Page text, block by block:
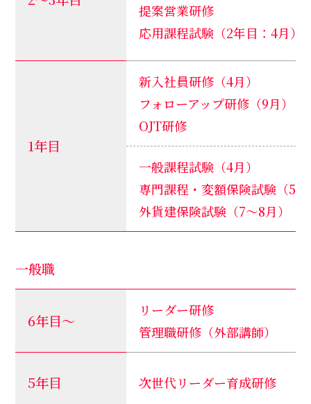
提案営業研修
応用課程試験（2年目：4月）
1年目
新入社員研修（4月）
フォローアップ研修（9月）
OJT研修
一般課程試験（4月）
専門課程・変額保険試験（5
外貨建保険試験（7～8月）
一般職
6年目～
リーダー研修
管理職研修（外部講師）
5年目 次世代リーダー育成研修